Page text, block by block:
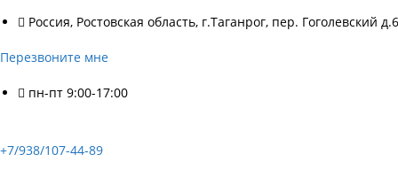
Россия, Ростовская область, г.Таганрог, пер. Гоголевский
Перезвоните мне
пн-пт 9:00-17:00
+7/938/107-44-89